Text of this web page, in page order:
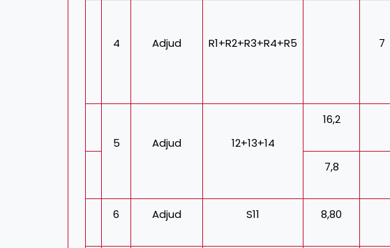
4 Adjud R1+R2+R3+R4+R5 7
5 Adjud 12+13+14
16,2
7,8
6 Adjud S11 8,80